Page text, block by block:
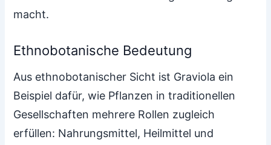
macht.
Ethnobotanische Bedeutung
Aus ethnobotanischer Sicht ist Graviola ein
Beispiel dafür, wie Pflanzen in traditionellen
Gesellschaften mehrere Rollen zugleich
erfüllen: Nahrungsmittel, Heilmittel und